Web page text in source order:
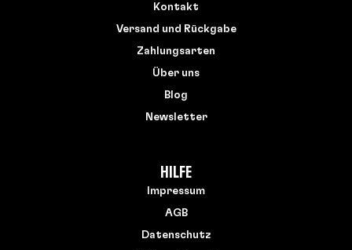
Kontakt
Versand und Rückgabe
Zahlungsarten
Über uns
Blog
Newsletter
HILFE
Impressum
AGB
Datenschutz